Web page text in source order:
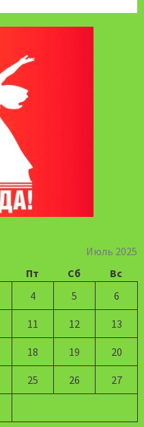
Июль 2025
Пт Сб
Вс
4 5 6
11 12 13
18 19 20
25 26 27